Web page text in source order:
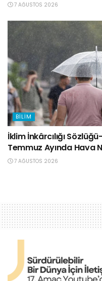
7 AĞUSTOS 2026
BILIM
İklim İnkârcılığı
Temmuz Ayında Hava
7 AĞUSTOS 2026